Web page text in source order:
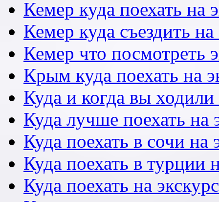
Кемер куда поехать на
Кемер куда съездить
Кемер что посмотреть
Крым куда поехать на
Куда и когда вы
Куда лучше поехать на
Куда поехать в сочи на
Куда поехать в турции
Куда поехать на